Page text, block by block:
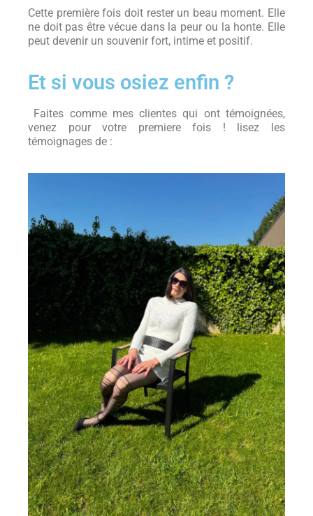
Cette première fois doit rester un beau moment. Elle
ne doit pas être vécue dans la peur ou la honte. Elle
peut devenir un souvenir fort, intime et positif.
Et si vous osiez enfin ?
Faites comme mes clientes qui ont témoignées,
venez pour votre premiere fois ! lisez les
témoignages de :